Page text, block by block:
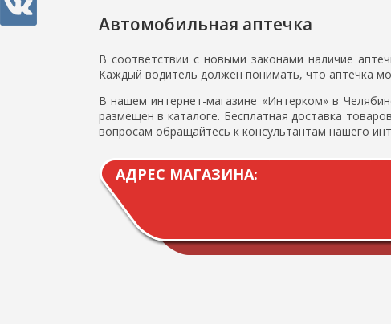
Автомобильная аптечка
В соответствии с новыми законами наличие
Каждый водитель должен понимать, что аптечка
В нашем интернет-магазине «Интерком» в
размещен в каталоге. Бесплатная доставка
вопросам обращайтесь к консультантам нашего
АДРЕС МАГАЗИНА: